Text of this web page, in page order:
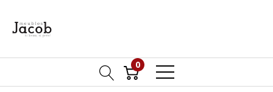
0